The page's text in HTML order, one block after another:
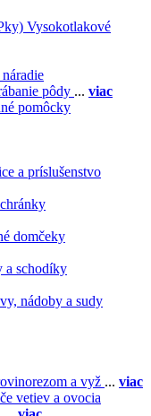
Vysokotlakové
pôdy ... viac
pomôcky
a príslušenstvo
domčeky
a schodíky
nádoby a sudy
a vyž ... viac
vetiev a ovocia